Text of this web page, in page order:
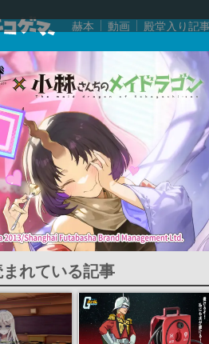
赫本 動画 殿堂入り記
れている記事